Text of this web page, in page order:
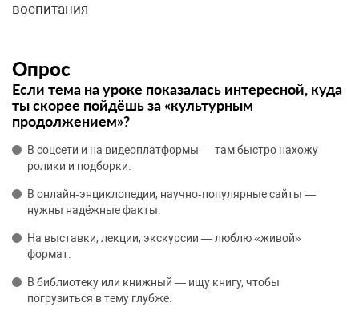
воспитания
Опрос
Если тема на уроке показалась интересной, куда
ты скорее пойдёшь за «культурным
продолжением»?
В соцсети и на видеоплатформы — там быстро нахожу
ролики и подборки.
В онлайн‑энциклопедии, научно‑популярные сайты —
нужны надёжные факты.
На выставки, лекции, экскурсии — люблю «живой»
формат.
В библиотеку или книжный — ищу книгу, чтобы
погрузиться в тему глубже.